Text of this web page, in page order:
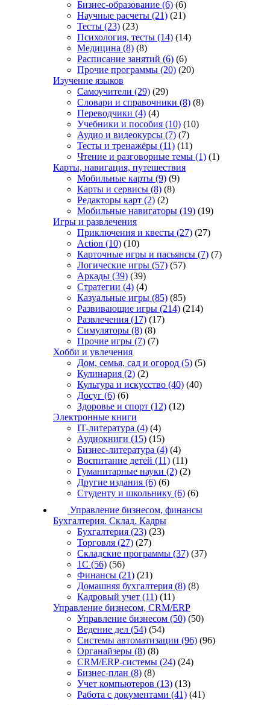
Бизнес-образование (6) (6)
Научные расчеты (21) (21)
Тесты (23) (23)
Психология, тесты (14) (14)
Медицина (8) (8)
Расписание занятий (6) (6)
Прочие программы (20) (20)
Изучение языков
Самоучители (29) (29)
Словари и справочники (8) (8)
Переводчики (4) (4)
Учебники и пособия (10) (10)
Аудио и видеокурсы (7) (7)
Тесты и тренажёры (11) (11)
Чтение и разговорные темы (1) (1)
Карты, навигация, путешествия
Мобильные карты (9) (9)
Карты и сервисы (8) (8)
Редакторы карт (2) (2)
Мобильные навигаторы (19) (19)
Игры и развлечения
Приключения и квесты (27) (27)
Action (10) (10)
Карточные игры и пасьянсы (7) (7)
Логические игры (57) (57)
Аркады (39) (39)
Стратегии (4) (4)
Казуальные игры (85) (85)
Развивающие игры (214) (214)
Развлечения (17) (17)
Симуляторы (8) (8)
Прочие игры (7) (7)
Хобби и увлечения
Дом, семья, сад и огород (5) (5)
Кулинария (2) (2)
Культура и искусство (40) (40)
Досуг (6) (6)
Здоровье и спорт (12) (12)
Электронные книги
IT-литература (4) (4)
Аудиокниги (15) (15)
Бизнес-литература (4) (4)
Воспитание детей (11) (11)
Гуманитарные науки (2) (2)
Другие издания (6) (6)
Студенту и школьнику (6) (6)
Управление бизнесом, финансы
Бухгалтерия. Склад. Кадры
Бухгалтерия (23) (23)
Торговля (27) (27)
Складские программы (37) (37)
1С (56) (56)
Финансы (21) (21)
Домашняя бухгалтерия (8) (8)
Кадровый учет (11) (11)
Управление бизнесом, CRM/ERP
Управление бизнесом (50) (50)
Ведение дел (54) (54)
Системы автоматизации (96) (96)
Органайзеры (8) (8)
CRM/ERP-системы (24) (24)
Бизнес-план (8) (8)
Учет компьютеров (13) (13)
Работа с документами (41) (41)